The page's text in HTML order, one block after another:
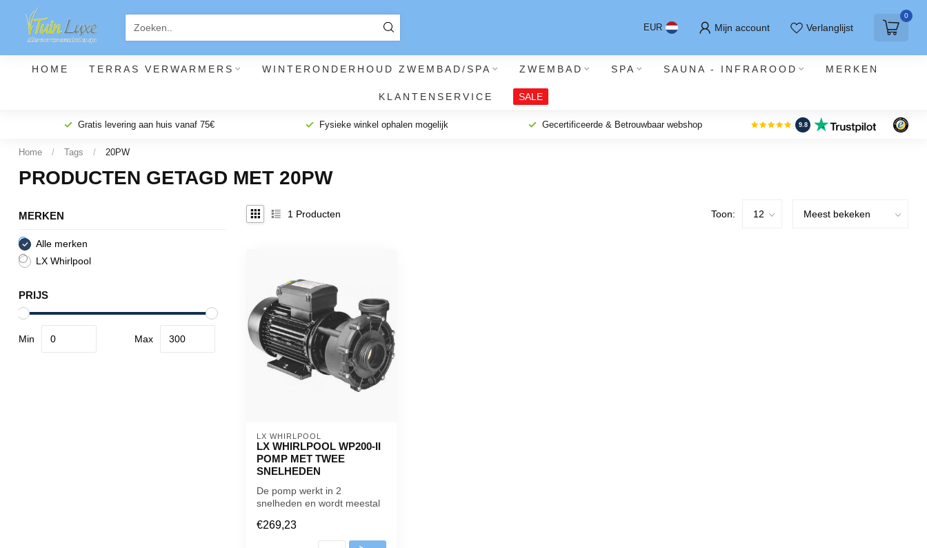
EUR Mijn account Verlanglijst
0
HOME TERRAS VERWARMERS WINTERONDERHOUD ZWEMBAD/SPA ZWEMBAD SPA SAUNA - INFRAROOD MERKEN
KLANTENSERVICE SALE
Gratis levering aan huis vanaf 75€ Fysieke winkel ophalen mogelijk Gecertificeerde & Betrouwbaar webshop 9.8
Home / Tags / 20PW
PRODUCTEN GETAGD MET 20PW
MERKEN
Alle merken
LX Whirlpool
PRIJS
Min Max
1 Producten Toon:
LX WHIRLPOOL
LX WHIRLPOOL WP200-II
POMP MET TWEE
SNELHEDEN
De pomp werkt in 2
snelheden en wordt meestal
circulatie...
€269,23